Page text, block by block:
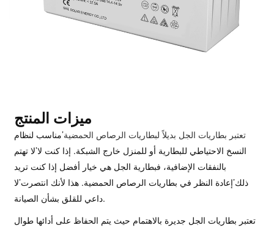
ميزات المنتج
تعتبر بطاريات الجل بديلاً لبطاريات الرصاص الحمضية’مناسب لنظام
النسخ الاحتياطي للبطارية أو للمنزل خارج الشبكة. إذا كنت لا’لا تهتم
بالنفقات الإضافية، فبطارية الجل هي خيار أفضل إذا كنت تريد
ذلك’إعادة النظر في بطاريات الرصاص الحمضية. هذا لأنك انتصرت’لا
داعي للقلق بشأن الصيانة.
تعتبر بطاريات الجل جديرة بالاهتمام حيث يتم الحفاظ على أدائها طوال